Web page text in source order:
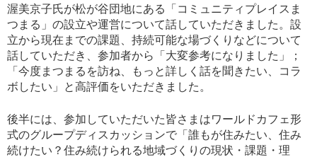
渥美京子氏が松が谷団地にある「コミュニティプレイスま
つまる」の設立や運営について話していただきました。設
立から現在までの課題、持続可能な場づくりなどについて
話していただき、参加者から「大変参考になりました」；
「今度まつまるを訪ね、もっと詳しく話を聞きたい、コラ
ボしたい」と高評価をいただきました。
後半には、参加していただいた皆さまはワールドカフェ形
式のグループディスカッションで「誰もが住みたい、住み
続けたい？住み続けられる地域づくりの現状・課題・理